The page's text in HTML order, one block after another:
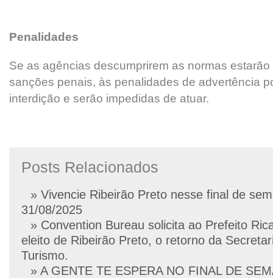
Penalidades
Se as agências descumprirem as normas
sanções penais, às penalidades de advertência
interdição e serão impedidas de atuar.
Posts Relacionados
» Vivencie Ribeirão Preto nesse final de
31/08/2025
» Convention Bureau solicita ao Prefeito
eleito de Ribeirão Preto, o retorno da
Turismo.
» A GENTE TE ESPERA NO FINAL DE